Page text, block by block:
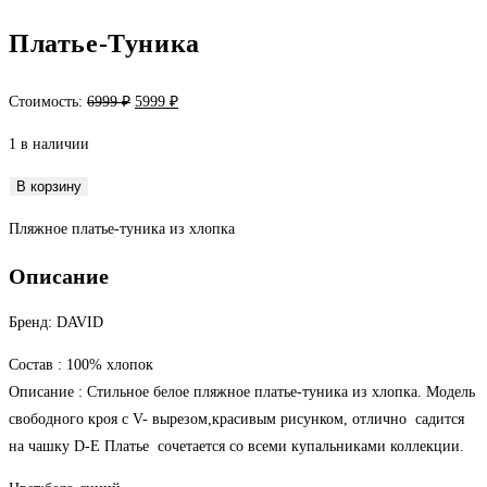
Платье-Туника
Стоимость: 6999₽ Первоначальная
5999 ₽Текущая
1 в наличии
Количество
Туника
В корзину
Пляжное платье-туника из хлопка
Описание
Бренд: DAVID
Состав : 100% хлопок
Описание : Стильное белое пляжное платье-туника из хлопка. Модель
свободного кроя с V- вырезом,красивым рисунком, отлично садится
на чашку D-Е Платье сочетается со всеми купальниками коллекции.